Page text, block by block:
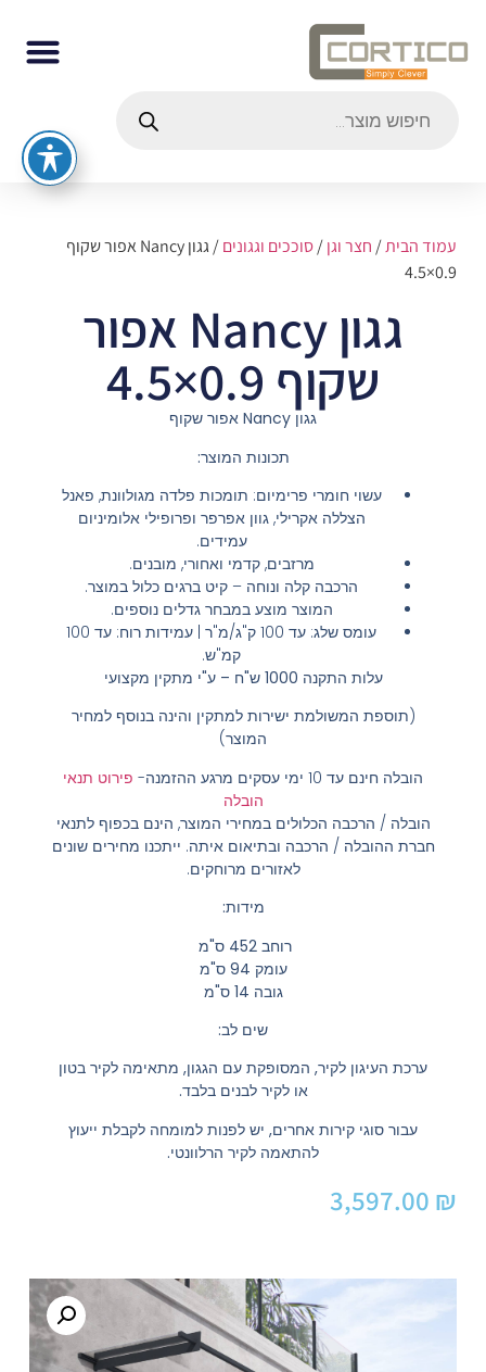
עמוד הבית/חצר וגן/סוככים וגגונים
/ גגון Nancy אפור שקוף
0.9×4.5
גגון Nancy אפור
שקוף 0.9×4.5
גגון Nancy אפור שקוף
תכונות המוצר:
עשוי חומרי פרימיום: תומכות פלדה מגולוונת, פאנל
הצללה אקרילי, גוון אפרפר ופרופילי אלומיניום
עמידים.
מרזבים, קדמי ואחורי, מובנים.
הרכבה קלה ונוחה – קיט ברגים כלול במוצר.
המוצר מוצע במבחר גדלים נוספים.
עומס שלג: עד 100 ק"ג/מ"ר | עמידות רוח: עד 100
קמ"ש.
עלות התקנה 1000 ש"ח – ע"י מתקין מקצועי
(תוספת המשולמת ישירות למתקין והינה בנוסף למחיר
המוצר)
הובלה חינם עד 10 ימי עסקים מרגע ההזמנה-
פירוט תנאי
הובלה
הובלה / הרכבה הכלולים במחירי המוצר, הינם בכפוף לתנאי
חברת ההובלה / הרכבה ובתיאום איתה. ייתכנו מחירים שונים
לאזורים מרוחקים.
מידות:
רוחב 452 ס"מ
עומק 94 ס"מ
גובה 14 ס"מ
שים לב:
ערכת העיגון לקיר, המסופקת עם הגגון, מתאימה לקיר בטון
או לקיר לבנים בלבד.
עבור סוגי קירות אחרים, יש לפנות למומחה לקבלת ייעוץ
להתאמה לקיר הרלוונטי.
3,597.00 ₪